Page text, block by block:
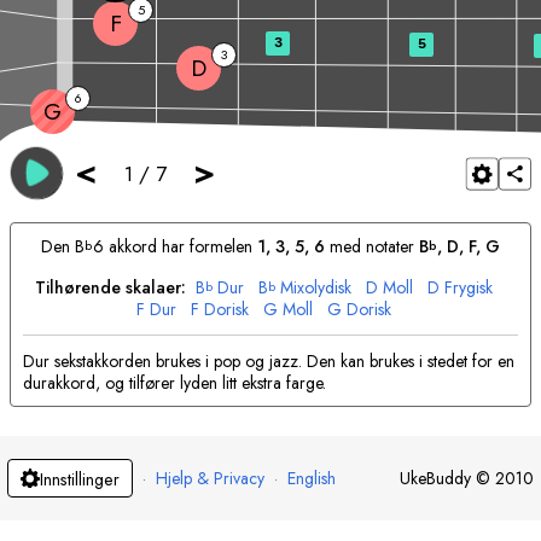
< 1 / 7 >
G 6
D 3
F 5
3 5
DenBb6 akkord har formelen 1, 3, 5, 6 med notater Bb, D, F, G
Tilhørende skalaer: Bb Dur Bb Mixolydisk D Moll D Frygisk
F Dur F Dorisk G Moll G Dorisk
Dur sekstakkorden brukes i pop og jazz. Den kan brukes i stedet for en
durakkord, og tilfører lyden litt ekstra farge.
Innstillinger · Hjelp & Privacy · English UkeBuddy © 2010